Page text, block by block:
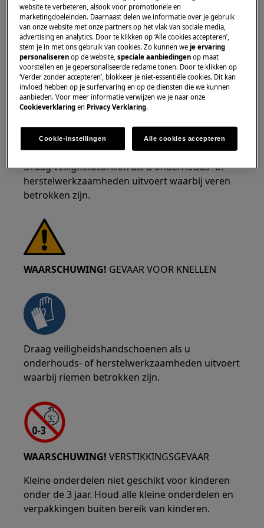
tegen snijwonden door scherpe randen.
WAARSCHUWING!RISICO OP OOGLETSEL
Draag veiligheidsbrillen als u onderhouds- of
herstelwerkzaamheden uitvoert waarbij veren
betrokken zijn.
WAARSCHUWING! GEVAAR VOOR KNELLEN
Draag veiligheidshandschoenen als u
onderhouds- of herstelwerkzaamheden uitvoert
waarbij riemen betrokken zijn.
WAARSCHUWING! VERSTIKKINGSGEVAAR
Kleine onderdelen niet geschikt voor kinderen
onder de 3 jaar. Houd alle kleine onderdelen en
verpakkingen buiten bereik van kinderen.
website te verbeteren, alsook voor promotionele en
marketingdoeleinden. Daarnaast delen we informatie over je gebruik
van onze website met onze partners op het vlak van sociale media,
advertising en analytics. Door te klikken op ‘Alle cookies accepteren’,
stem je in met ons gebruik van cookies. Zo kunnen weje ervaring
personaliseren op de website,speciale aanbiedingen op maat
voorstellen en je gepersonaliseerde reclame tonen. Door te klikken op
‘Verder zonder accepteren’, blokkeer je niet-essentiële cookies. Dit kan
invloed hebben op je surfervaring en op de diensten die we kunnen
aanbieden. Voor meer informatie verwijzen we je naar onze
Cookieverklaring en Privacy Verklaring.
Cookie-instellingen Alle cookies accepteren